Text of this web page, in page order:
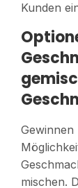
Kunden
Gewinnen
mischen.